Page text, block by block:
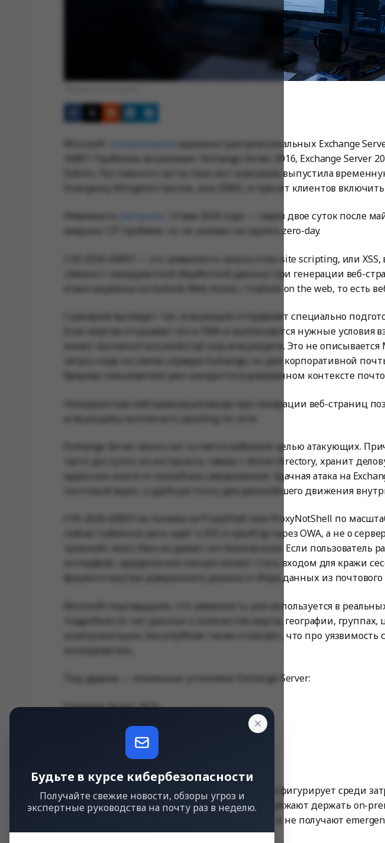
администраторов локальных Exchange
42897. Проблема затрагивает Exchange Server 2016, Exchange Server
Edition. Постоянного патча пока нет: компания выпустила
Emergency Mitigation Service, или EEMS, и просит клиентов
Уязвимость
14 мая 2026 года — через двое суток после
закрыла 137 проблем, но не указала ни одного zero-day.
CVE-2026-42897 — это уязвимость класса cross-site scripting, или
связана с некорректной обработкой данных при генерации веб-
атака нацелена на Outlook Web Access / Outlook on the web, то есть
Сценарий выглядит так: атакующий отправляет специально
Если жертва открывает его в OWA и выполняются нужные условия
может выполниться JavaScript-код атакующего. Это не
запуск кода на самом сервере Exchange, но для корпоративной
браузер пользователя уже находится в доверенном контексте
Некорректная нейтрализация ввода при генерации веб-страниц
атакующему выполнить spoofing по сети.
Exchange Server много лет остаётся любимой целью атакующих.
часто доступен из интернета, связан с Active Directory, хранит
адресные книги и служебные уведомления. Удачная атака на
почтовый ящик, а удобную точку для дальнейшего движения
CVE-2026-42897 не похожа на ProxyShell или ProxyNotShell по
сейчас публично речь идёт о XSS и spoofing через OWA, а не о
громкий» класс бага не делает его безопасным. Если пользователь
интерфейс, вредоносное письмо может стать входом для кражи
фишинга внутри доверенного домена и сбора данных из почтового
Microsoft подтвердила, что уязвимость уже используется в
подробности: нет данных о количестве жертв, географии, группах,
компрометации. SecurityWeek также отмечает, что про
исследователь.
Под ударом — локальные установки Exchange Server:
Exchange Server 2016;
Exchange Server 2019;
Exchange Server Subscription Edition.
Exchange Online в публичных публикациях не фигурирует среди
риск сейчас — у организаций, которые продолжают держать on-
особенно если серверы открыты в интернет и не получают
Будьте в курсе кибербезопасности
Получайте свежие новости, обзоры угроз и
экспертные руководства на почту раз в неделю.